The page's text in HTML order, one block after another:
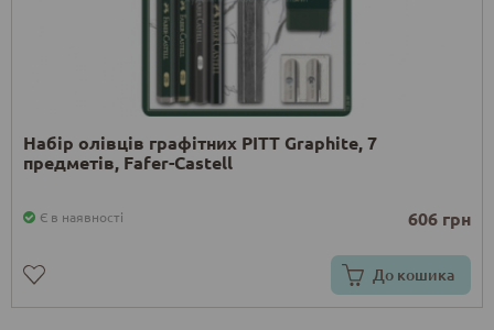
Набір олівців графітних PITT Graphite, 7
предметів, Fafer-Castell
Є в наявності 606 грн
До кошика